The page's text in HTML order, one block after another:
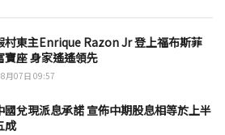
村東主Enrique Razon Jr 登上福布斯菲
寶座 身家遙遙領先
月07日 09:57
國兌現派息承諾 宣佈中期股息相等於上半
成